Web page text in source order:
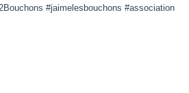
#jaimelesbouchons #association